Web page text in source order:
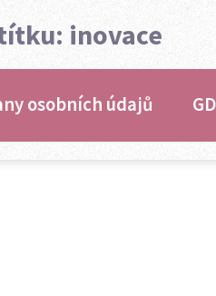
inovace
osobních údajů